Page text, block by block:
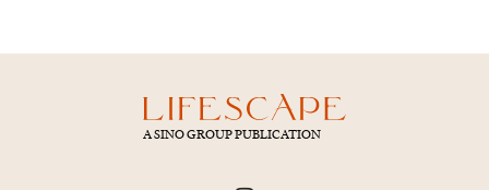
A SINO GROUP PUBLICATION